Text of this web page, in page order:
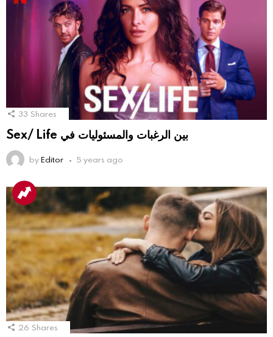
33 Shares
Sex/ Life بين الرغبات والمسئوليات في
byEditor 5 years ago
26 Shares